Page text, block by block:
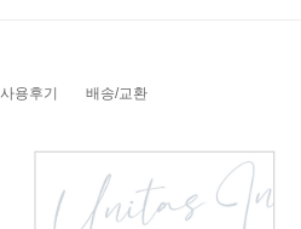
사용후기 배송/교환